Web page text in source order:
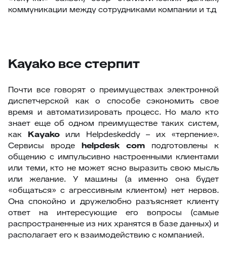
коммуникации между сотрудниками компании и т.д
Kayako все стерпит
Почти все говорят о преимуществах электронной
диспетчерской как о способе сэкономить свое
время и автоматизировать процесс. Но мало кто
знает еще об одном преимуществе таких систем,
как Kayakoили Helpdeskeddy – их «терпение».
Сервисы вроде helpdesk com подготовлены к
общению с импульсивно настроенными клиентами
или теми, кто не может ясно выразить свою мысль
или желание. У машины (а именно она будет
«общаться» с агрессивным клиентом) нет нервов.
Она спокойно и дружелюбно разъясняет клиенту
ответ на интересующие его вопросы (самые
распространенные из них хранятся в базе данных) и
располагает его к взаимодействию с компанией.